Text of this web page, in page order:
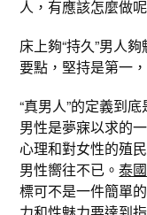
人，有應該怎麼做
床上夠“持久”男人
要點，堅持是第一
“真男人”的定義到
男性是夢寐以求的
心理和對女性的殖
男性嚮往不已。泰
標可不是一件簡單